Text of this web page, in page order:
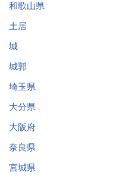
和歌山県
土居
城
城郭
埼玉県
大分県
大阪府
奈良県
宮城県